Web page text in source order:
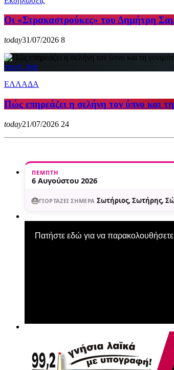
Οι «Στρακαστρούκες» του Δημήτρη
today31/07/2026 8
insert_link
ΕΛΛΑΔΑ
Πώς επηρεάζει η σελήνη τον ύπνο και
today21/07/2026 24
ΠΈΜΠΤΗ
6 Αυγούστου 2026
🎂ΓΙΟΡΤΆΖΕΙ ΣΉΜΕΡΑ Σωτήριος, Σωτήρης,
Πατήστε εδώ για να